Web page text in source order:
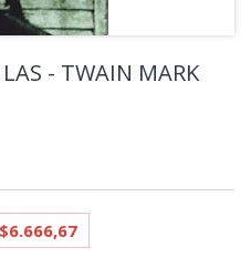
- TWAIN MARK
$6.666,67